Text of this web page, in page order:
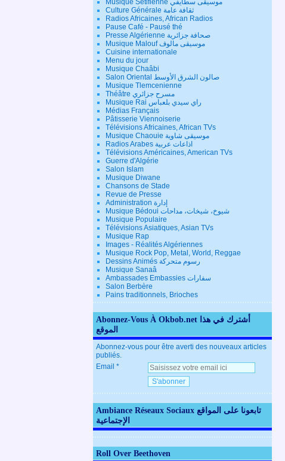
Musique Sétifienne موسيقى سطايفي
Culture Générale ثقافة عامة
Radios Africaines, African Radios
Pause Café - Pausé thé
Presse Algérienne صحافة جزائرية
Musique Malouf موسيقى مالوف
Cuisine internationale
Menu du jour
Musique Chaâbi
Salon Oriental صالون الشرق الأوسط
Musique Tlemcenienne
Théâtre مسرح جزائري
Musique Rai راي سيدي بلعباس
Médias Français
Pâtisserie Viennoiserie
Télévisions Africaines, African TVs
Musique Chaouie موسيقى شاوية
Radios Arabes اذاعات عربية
Télévisions Américaines, American TVs
Guerre d'Algérie
Salon Islam
Musique Diwane
Chansons de Stade
Revue de Presse
Administration إدارة
Musique Bédoui شيوخ، شيخات، مداحات
Musique Populaire
Télévisions Asiatiques, Asian TVs
Musique Rap
Images - Réalités Algériennes
Musique Rock Pop, Metal, World, Reggae
Dessins Animés رسوم متحركة
Musique Sanaâ
Ambassades Embassies سفارات
Salon Berbère
Pains traditionnels, Brioches
Abonnez-Vous À Okbob.net أشترك في هذا
الموقع
Abonnez-vous pour être averti des nouveaux articles
publiés.
Email
Ambiance Réseaux Sociaux تابعونا على المواقع
الإجتماعية
Roll Over Beethoven